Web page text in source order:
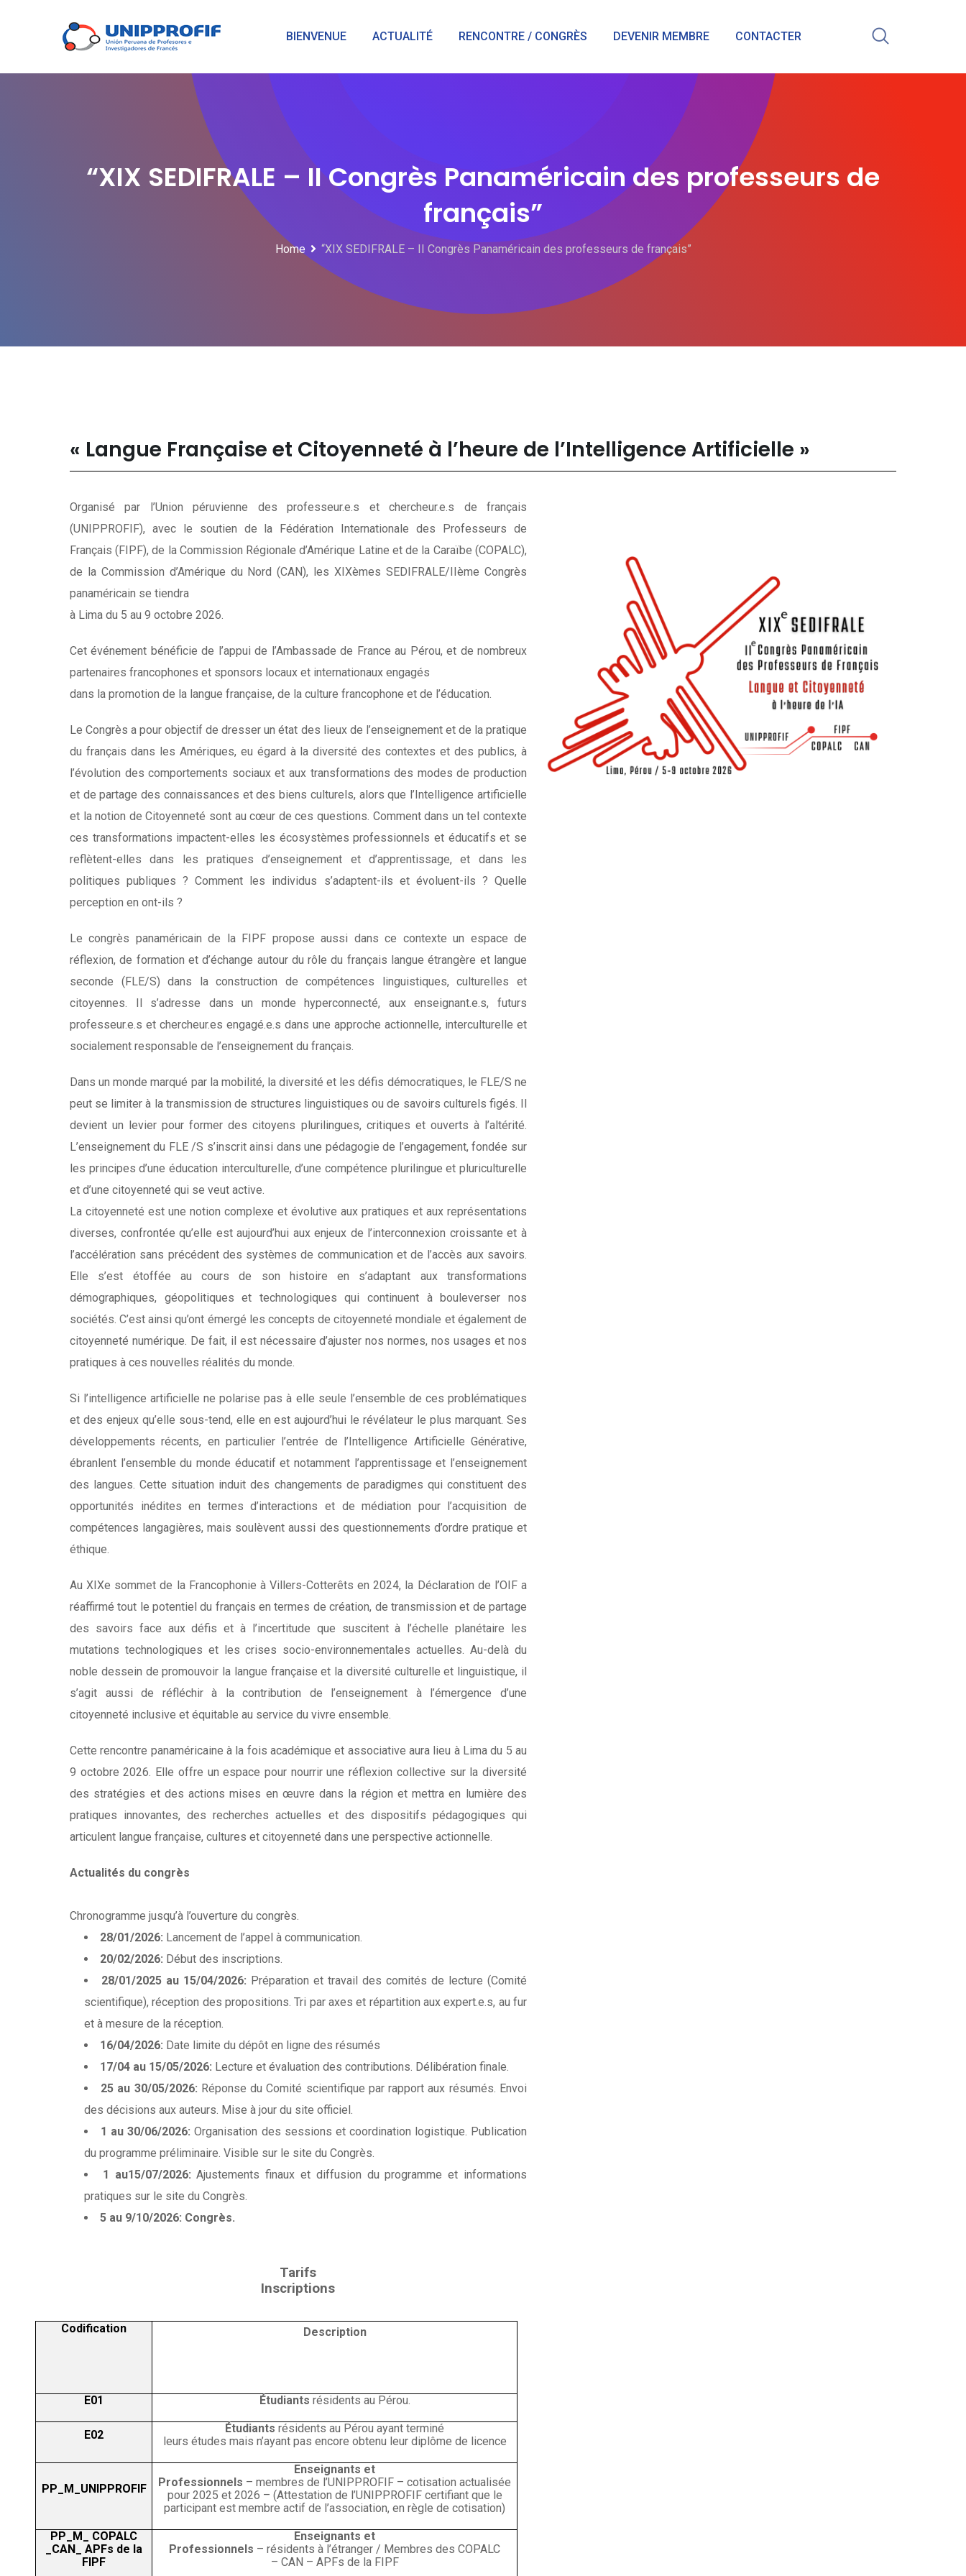
BIENVENUE ACTUALITÉ RENCONTRE / CONGRÈS DEVENIR MEMBRE CONTACTER
“XIX SEDIFRALE – II Congrès Panaméricain des professeurs de
français”
Home “XIX SEDIFRALE – II Congrès Panaméricain des professeurs de français”
« Langue Française et Citoyenneté à l’heure de l’Intelligence Artificielle »
Organisé par l’Union péruvienne des professeur.e.s et chercheur.e.s de français
(UNIPPROFIF), avec le soutien de la Fédération Internationale des Professeurs de
Français (FIPF), de la Commission Régionale d’Amérique Latine et de la Caraïbe (COPALC),
de la Commission d’Amérique du Nord (CAN), les XIXèmes SEDIFRALE/IIème Congrès
panaméricain se tiendra
à Lima du 5 au 9 octobre 2026.
Cet événement bénéficie de l’appui de l’Ambassade de France au Pérou, et de nombreux
partenaires francophones et sponsors locaux et internationaux engagés
dans la promotion de la langue française, de la culture francophone et de l’éducation.
Le Congrès a pour objectif de dresser un état des lieux de l’enseignement et de la pratique
du français dans les Amériques, eu égard à la diversité des contextes et des publics, à
l’évolution des comportements sociaux et aux transformations des modes de production
et de partage des connaissances et des biens culturels, alors que l’Intelligence artificielle
et la notion de Citoyenneté sont au cœur de ces questions. Comment dans un tel contexte
ces transformations impactent-elles les écosystèmes professionnels et éducatifs et se
reflètent-elles dans les pratiques d’enseignement et d’apprentissage, et dans les
politiques publiques ? Comment les individus s’adaptent-ils et évoluent-ils ? Quelle
perception en ont-ils ?
Le congrès panaméricain de la FIPF propose aussi dans ce contexte un espace de
réflexion, de formation et d’échange autour du rôle du français langue étrangère et langue
seconde (FLE/S) dans la construction de compétences linguistiques, culturelles et
citoyennes. Il s’adresse dans un monde hyperconnecté, aux enseignant.e.s, futurs
professeur.e.s et chercheur.es engagé.e.s dans une approche actionnelle, interculturelle et
socialement responsable de l’enseignement du français.
Dans un monde marqué par la mobilité, la diversité et les défis démocratiques, le FLE/S ne
peut se limiter à la transmission de structures linguistiques ou de savoirs culturels figés. Il
devient un levier pour former des citoyens plurilingues, critiques et ouverts à l’altérité.
L’enseignement du FLE /S s’inscrit ainsi dans une pédagogie de l’engagement, fondée sur
les principes d’une éducation interculturelle, d’une compétence plurilingue et pluriculturelle
et d’une citoyenneté qui se veut active.
La citoyenneté est une notion complexe et évolutive aux pratiques et aux représentations
diverses, confrontée qu’elle est aujourd’hui aux enjeux de l’interconnexion croissante et à
l’accélération sans précédent des systèmes de communication et de l’accès aux savoirs.
Elle s’est étoffée au cours de son histoire en s’adaptant aux transformations
démographiques, géopolitiques et technologiques qui continuent à bouleverser nos
sociétés. C’est ainsi qu’ont émergé les concepts de citoyenneté mondiale et également de
citoyenneté numérique. De fait, il est nécessaire d’ajuster nos normes, nos usages et nos
pratiques à ces nouvelles réalités du monde.
Si l’intelligence artificielle ne polarise pas à elle seule l’ensemble de ces problématiques
et des enjeux qu’elle sous-tend, elle en est aujourd’hui le révélateur le plus marquant. Ses
développements récents, en particulier l’entrée de l’Intelligence Artificielle Générative,
ébranlent l’ensemble du monde éducatif et notamment l’apprentissage et l’enseignement
des langues. Cette situation induit des changements de paradigmes qui constituent des
opportunités inédites en termes d’interactions et de médiation pour l’acquisition de
compétences langagières, mais soulèvent aussi des questionnements d’ordre pratique et
éthique.
Au XIXe sommet de la Francophonie à Villers-Cotterêts en 2024, la Déclaration de l’OIF a
réaffirmé tout le potentiel du français en termes de création, de transmission et de partage
des savoirs face aux défis et à l’incertitude que suscitent à l’échelle planétaire les
mutations technologiques et les crises socio-environnementales actuelles. Au-delà du
noble dessein de promouvoir la langue française et la diversité culturelle et linguistique, il
s’agit aussi de réfléchir à la contribution de l’enseignement à l’émergence d’une
citoyenneté inclusive et équitable au service du vivre ensemble.
Cette rencontre panaméricaine à la fois académique et associative aura lieu à Lima du 5 au
9 octobre 2026. Elle offre un espace pour nourrir une réflexion collective sur la diversité
des stratégies et des actions mises en œuvre dans la région et mettra en lumière des
pratiques innovantes, des recherches actuelles et des dispositifs pédagogiques qui
articulent langue française, cultures et citoyenneté dans une perspective actionnelle.
Actualités du congrès
Chronogramme jusqu’à l’ouverture du congrès.
28/01/2026: Lancement de l’appel à communication.
20/02/2026: Début des inscriptions.
28/01/2025 au 15/04/2026: Préparation et travail des comités de lecture (Comité
scientifique), réception des propositions. Tri par axes et répartition aux expert.e.s, au fur
et à mesure de la réception.
16/04/2026: Date limite du dépôt en ligne des résumés
17/04 au 15/05/2026: Lecture et évaluation des contributions. Délibération finale.
25 au 30/05/2026: Réponse du Comité scientifique par rapport aux résumés. Envoi
des décisions aux auteurs. Mise à jour du site officiel.
1 au 30/06/2026: Organisation des sessions et coordination logistique. Publication
du programme préliminaire. Visible sur le site du Congrès.
1 au15/07/2026: Ajustements finaux et diffusion du programme et informations
pratiques sur le site du Congrès.
5 au 9/10/2026: Congrès.
Tarifs
Inscriptions
Codification Description
E01 Étudiants résidents au Pérou.
E02 Étudiants résidents au Pérou ayant terminé
leurs études mais n’ayant pas encore obtenu leur diplôme de licence
PP_M_UNIPPROFIF
Enseignants et
Professionnels – membres de l’UNIPPROFIF – cotisation actualisée
pour 2025 et 2026 – (Attestation de l’UNIPPROFIF certifiant que le
participant est membre actif de l’association, en règle de cotisation)
PP_M_
COPALC
_CAN_ APFs de la
FIPF
Enseignants et
Professionnels – résidents à l’étranger / Membres des COPALC
– CAN – APFs de la FIPF